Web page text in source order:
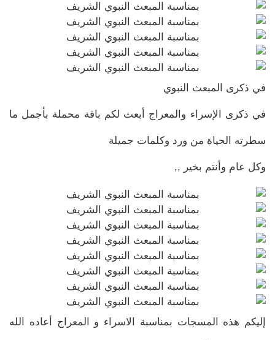
في ذكرى المبعث النبوي
في ذكرى الإسراء والمعراج أبعث لكم باقة محملة بأجمل ما
سطرته الحياة من ورد وكلمات جميلة
وكل عام وأنتم بخير ,,
إليكم هذه المسجات بمناسبة الاسراء و المعراج أعاده الله